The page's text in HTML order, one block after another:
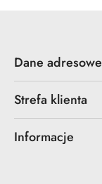
Dane adresowe
Strefa klienta
Informacje